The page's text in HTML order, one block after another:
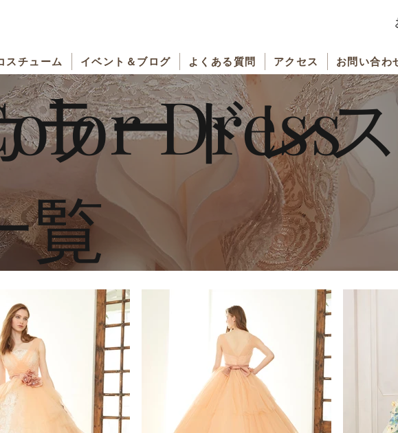
スチューム イベント＆ブログ よくある質問 アクセス お問い合わ
Dress
ラードレ
覧